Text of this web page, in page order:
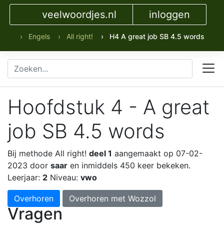
veelwoordjes.nl inloggen
› Engels › All right! › H4 A great job SB 4.5 words
Hoofdstuk 4 - A great
job SB 4.5 words
Bij methode All right! deel 1 aangemaakt op 07-02-
2023 door saar en inmiddels 450 keer bekeken.
Leerjaar: 2 Niveau: vwo
Overhoren Overhoren met Wozzol
Vragen